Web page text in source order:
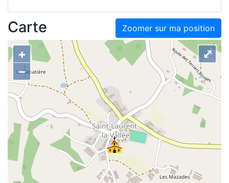
Zoomer sur ma position
Carte
+
–
⤢